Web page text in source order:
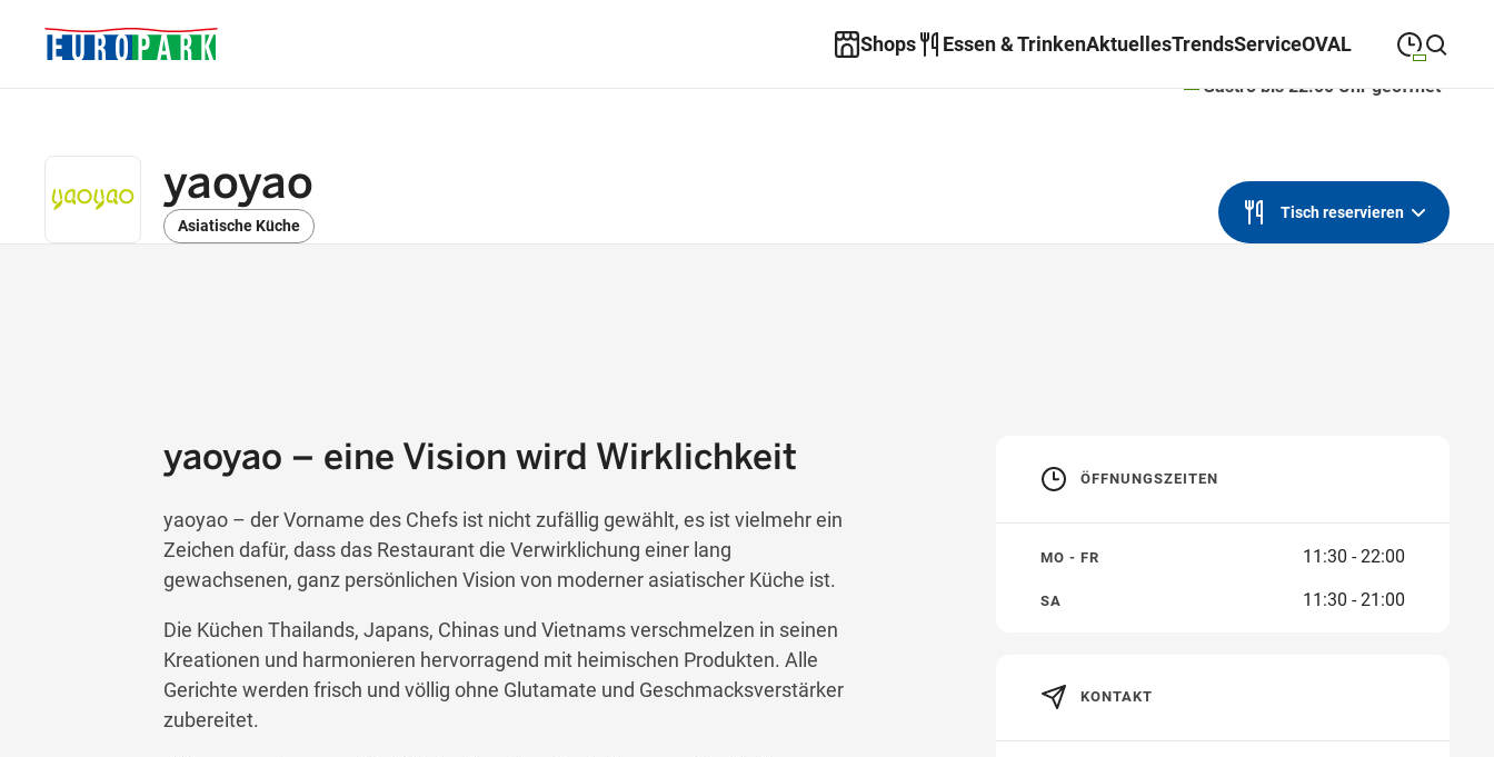
Shops Essen & TrinkenAktuellesTrendsServiceOVAL
Dienstag
DIENSTAG 09:00—19:30
MITTWOCH 09:00—19:30
Gastro bis 22:00 Uhr geöffnet
yaoyao
Asiatische Küche
Tisch reservieren
yaoyao – eine Vision wird Wirklichkeit
yaoyao – der Vorname des Chefs ist nicht zufällig gewählt, es ist vielmehr ein
Zeichen dafür, dass das Restaurant die Verwirklichung einer lang
gewachsenen, ganz persönlichen Vision von moderner asiatischer Küche ist.
Die Küchen Thailands, Japans, Chinas und Vietnams verschmelzen in seinen
Kreationen und harmonieren hervorragend mit heimischen Produkten. Alle
Gerichte werden frisch und völlig ohne Glutamate und Geschmacksverstärker
zubereitet.
ÖFFNUNGSZEITEN
MO - FR 11:30 - 22:00
SA 11:30 - 21:00
KONTAKT